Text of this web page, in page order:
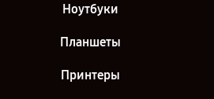
Ноутбуки
Планшеты
Принтеры